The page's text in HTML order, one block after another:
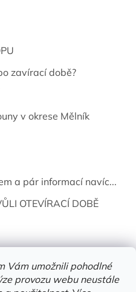
Vám umožnili pohodlné
provozu webu neustále
zavírací době?
v okrese Mělník
a pár informací navíc...
OTEVÍRACÍ DOBĚ